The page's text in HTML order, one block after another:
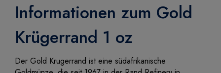
Informationen zum Gold
Krügerrand 1 oz
Der Gold Krugerrand ist eine südafrikanische